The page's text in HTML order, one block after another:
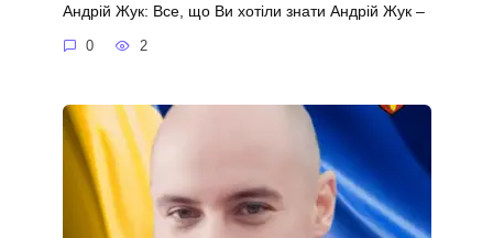
Андрій Жук: Все, що Ви хотіли знати Андрій Жук –
0 2